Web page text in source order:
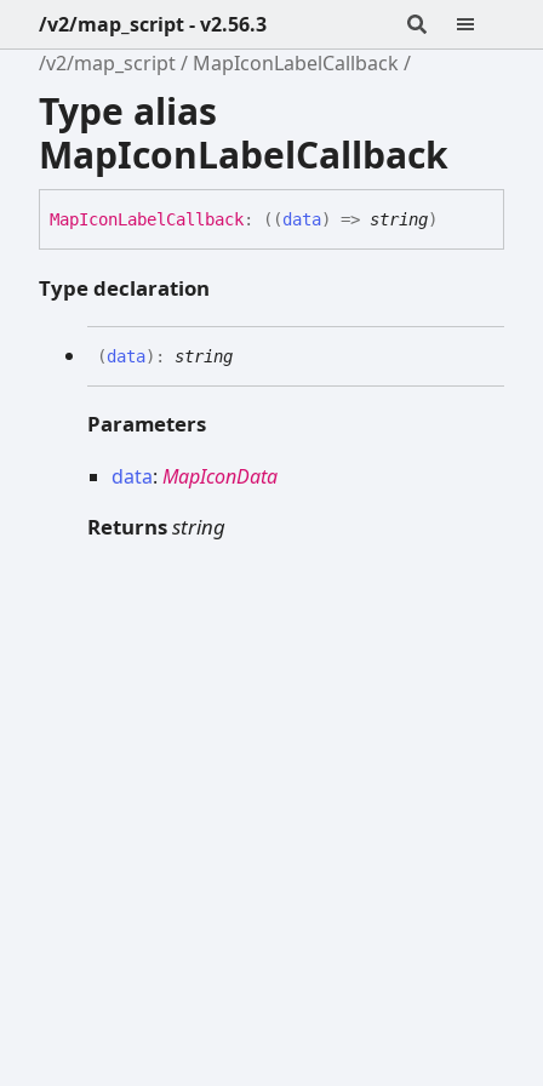
/v2/map_script - v2.56.3
/v2/map_script
MapIconLabelCallback
Type alias
MapIconLabelCallback
MapIconLabelCallback: ( (data) => string)
Type declaration
(data) : string
Parameters
data: MapIconData
Returnsstring